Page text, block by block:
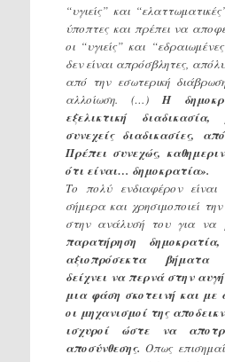
“υγιείς” και
ύποπτες και πρέπει να
οι “υγιείς” και
δεν είναι απρόσβλητες,
από την εσωτερική
αλλοίωση. (…)Η
εξελικτική
συνεχείς διαδικασίες,
Πρέπει συνεχώς,
ότι είναι… δημοκρατία».
Το πολύ ενδιαφέρον
σήμερα και χρησιμοποιεί
στην ανάλυσή του για να
παρατήρηση
αξιοπρόσεκτα βήματα
δείχνει να περνά στην
μια φάση σκοτεινή και με
οι μηχανισμοί της
ισχυροί ώστε να
αποσύνθεσης. Οπως